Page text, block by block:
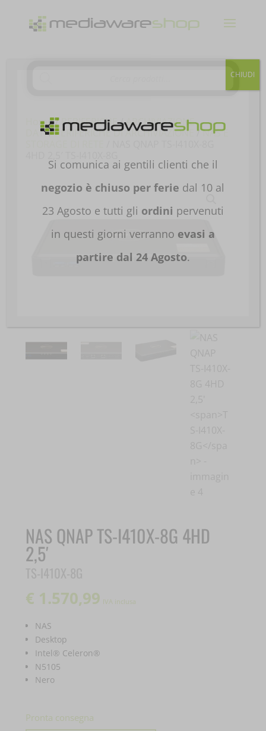
Home/ PERIFERICHE/ARCHIVIAZIONE
DATI/PERIFERICHE DI ARCHIVIAZIONE /NAS E
NAS QNAP TS-I410X-8G 4HD
2,5′
€ 1.570,99 IVA inclusa
NAS
Desktop
Intel® Celeron®
N5105
Nero
Pronta consegna
Si comunica ai gentili clienti che il
negozio è chiuso per ferie dal 10 al
23 Agosto e tutti gli ordini pervenuti
in questi giorni verranno evasi a
partire dal 24 Agosto.
CHIUDI